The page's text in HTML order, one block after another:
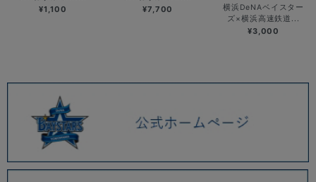
¥1,100 ¥7,700
横浜DeNAベイスター
ズ×横浜高速鉄道...
¥3,000